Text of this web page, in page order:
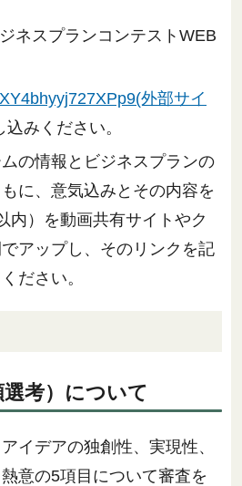
ネスプランコンテストWEB
外部サイ
みください。
ムの情報とビジネスプランの
に、意気込みとその内容を
内）を動画共有サイトやク
アップし、そのリンクを記
ださい。
考）について
イデアの独創性、実現性、
意の5項目について審査を